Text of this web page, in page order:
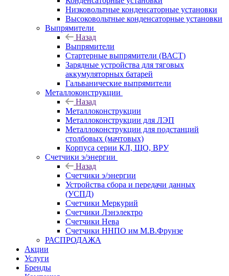
Низковольтные конденсаторные установки
Высоковольтные конденсаторные установки
Выпрямители
Назад
Выпрямители
Стартерные выпрямители (ВАСТ)
Зарядные устройства для тяговых
аккумуляторных батарей
Гальванические выпрямители
Металлоконструкции
Назад
Металлоконструкции
Металлоконструкции для ЛЭП
Металлоконструкции для подстанций
столбовых (мачтовых)
Корпуса серии КЛ, ЩО, ВРУ
Счетчики э/энергии
Назад
Счетчики э/энергии
Устройства сбора и передачи данных
(УСПД)
Счетчики Меркурий
Счетчики Лэнэлектро
Счетчики Нева
Счетчики ННПО им М.В.Фрунзе
РАСПРОДАЖА
Акции
Услуги
Бренды